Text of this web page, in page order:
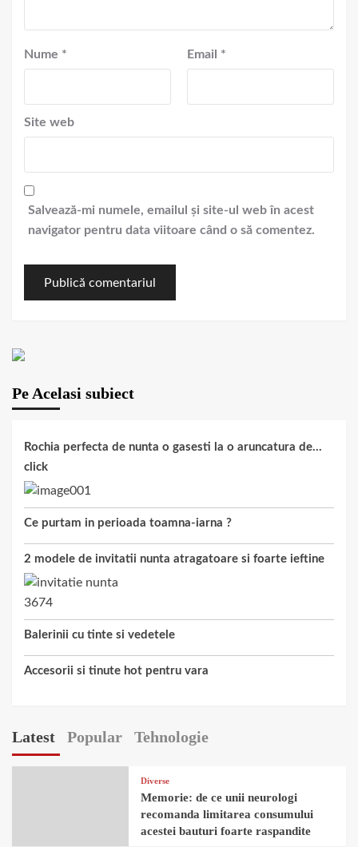
Nume * Email *
Site web
Salvează-mi numele, emailul și site-ul web în acest
navigator pentru data viitoare când o să comentez.
Pe Acelasi subiect
Rochia perfecta de nunta o gasesti la o aruncatura de…
click
Ce purtam in perioada toamna-iarna ?
2 modele de invitatii nunta atragatoare si foarte ieftine
Balerinii cu tinte si vedetele
Accesorii si tinute hot pentru vara
Latest Popular Tehnologie
Diverse
Memorie: de ce unii neurologi
recomanda limitarea consumului
acestei bauturi foarte raspandite